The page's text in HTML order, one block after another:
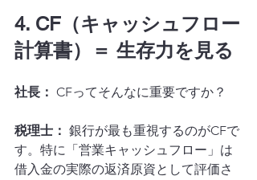
4. CF（キャッシュフロー
計算書）＝ 生存力を見る
社長： CFってそんなに重要ですか？
税理士： 銀行が最も重視するのがCFで
す。特に「営業キャッシュフロー」は
借入金の実際の返済原資として評価さ